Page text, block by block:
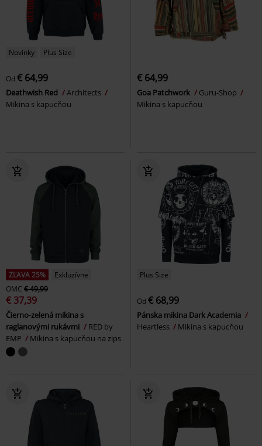
Novinky Plus Size
Od € 64,99
Deathwish Red
Architects
Mikina s kapucňou
€ 64,99
Goa Patchwork
Guru-Shop
Mikina s kapucňou
ZĽAVA 25%
Exkluzívne
OMC € 49,99
€ 37,39
Čierno-zelená mikina s
raglanovými rukávmi
RED by
EMP
Mikina s kapucňou na zips
Plus Size
Od € 68,99
Pánska mikina Dark Academia
Heartless
Mikina s kapucňou